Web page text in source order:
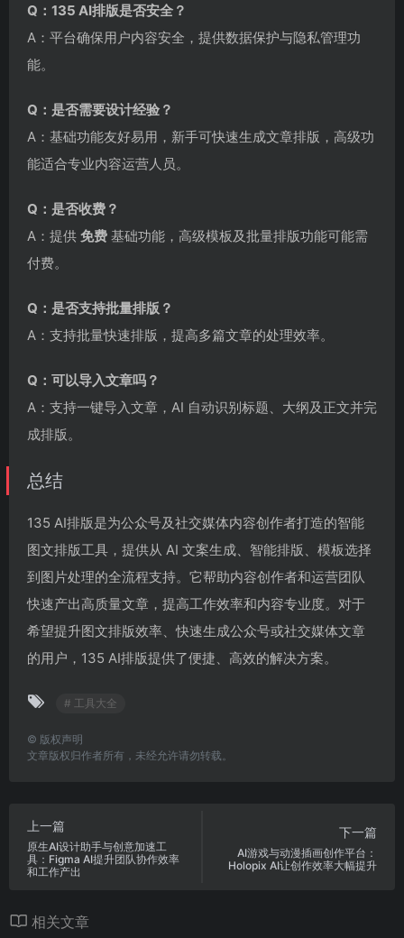
Q：135 AI排版是否安全？
A：平台确保用户内容安全，提供数据保护与隐私管理功
能。
Q：是否需要设计经验？
A：基础功能友好易用，新手可快速生成文章排版，高级功
能适合专业内容运营人员。
Q：是否收费？
A：提供 免费 基础功能，高级模板及批量排版功能可能需
付费。
Q：是否支持批量排版？
A：支持批量快速排版，提高多篇文章的处理效率。
Q：可以导入文章吗？
A：支持一键导入文章，AI 自动识别标题、大纲及正文并完
成排版。
总结
135 AI排版是为公众号及社交媒体内容创作者打造的智能
图文排版工具，提供从 AI 文案生成、智能排版、模板选择
到图片处理的全流程支持。它帮助内容创作者和运营团队
快速产出高质量文章，提高工作效率和内容专业度。对于
希望提升图文排版效率、快速生成公众号或社交媒体文章
的用户，135 AI排版提供了便捷、高效的解决方案。
# 工具大全
© 版权声明
文章版权归作者所有，未经允许请勿转载。
上一篇
原生AI设计助手与创意加速工
具：Figma AI提升团队协作效率
和工作产出
下一篇
AI游戏与动漫插画创作平台：
Holopix AI让创作效率大幅提升
相关文章